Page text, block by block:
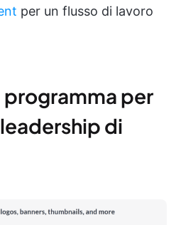
per un flusso di lavoro
per
di